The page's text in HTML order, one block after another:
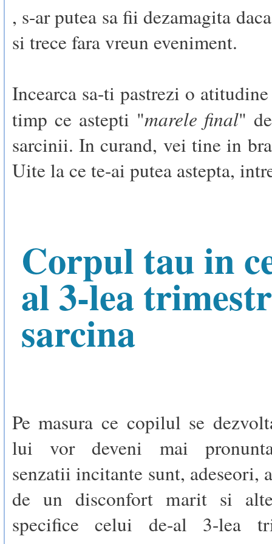
, s-ar putea sa fii dezamagita
si trece fara vreun eveniment.
Incearca sa-ti pastrezi o
timp ce astepti "marele final"
sarcinii. In curand, vei tine in
Uite la ce te-ai putea astepta,
Corpul tau in
al 3-lea
sarcina
Pe masura ce copilul se
lui vor deveni mai
senzatii incitante sunt, adeseori,
de un disconfort marit si
specifice celui de-al 3-lea